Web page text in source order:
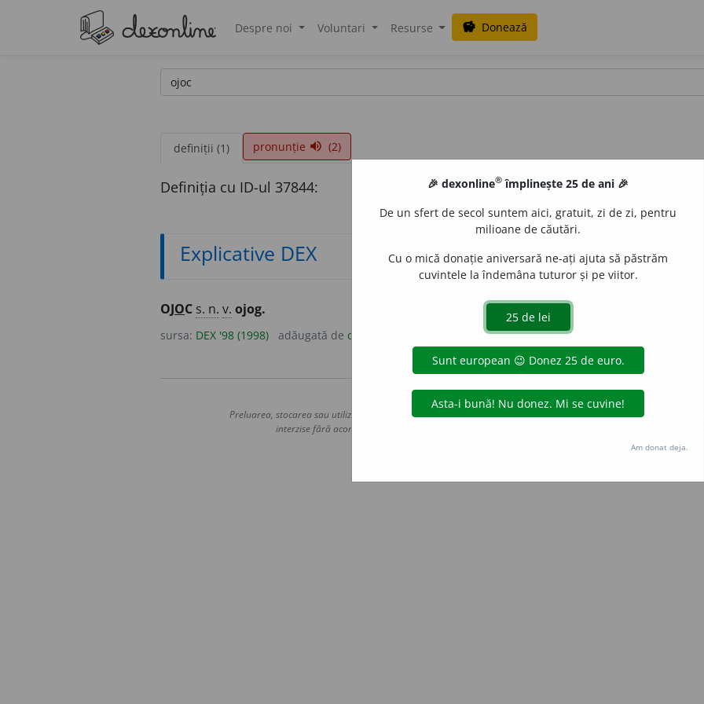
Despre noi Voluntari Resurse savings Donează
definiții (1) pronunție volume_up (2)
Definiția cu ID-ul 37844:
Explicative DEX
OJOC s. n. v. ojog.
sursa: DEX '98 (1998) adăugată de oprocopiuc
Copyright © 2004-2026 dexonline (https://dexonline.ro)
Preluarea, stocarea sau utilizarea datelor de pe acest site, inclusiv prin orice metode de extragere automată
interzise fără acordul nostru prealabil scris, cu excepția seturilor de date oferite oficial spre utilizare
Hosterion
🎉 dexonline® împlinește 25 de ani 🎉
De un sfert de secol suntem aici, gratuit, zi de zi, pentru
milioane de căutări.
Cu o mică donație aniversară ne-ați ajuta să păstrăm
cuvintele la îndemâna tuturor și pe viitor.
Am donat deja.